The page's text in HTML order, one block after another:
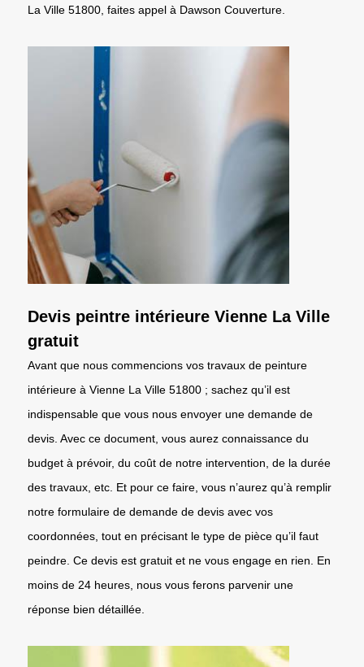
La Ville 51800, faites appel à Dawson Couverture.
Devis peintre intérieure Vienne La Ville
gratuit
Avant que nous commencions vos travaux de peinture
intérieure à Vienne La Ville 51800 ; sachez qu’il est
indispensable que vous nous envoyer une demande de
devis. Avec ce document, vous aurez connaissance du
budget à prévoir, du coût de notre intervention, de la durée
des travaux, etc. Et pour ce faire, vous n’aurez qu’à remplir
notre formulaire de demande de devis avec vos
coordonnées, tout en précisant le type de pièce qu’il faut
peindre. Ce devis est gratuit et ne vous engage en rien. En
moins de 24 heures, nous vous ferons parvenir une
réponse bien détaillée.